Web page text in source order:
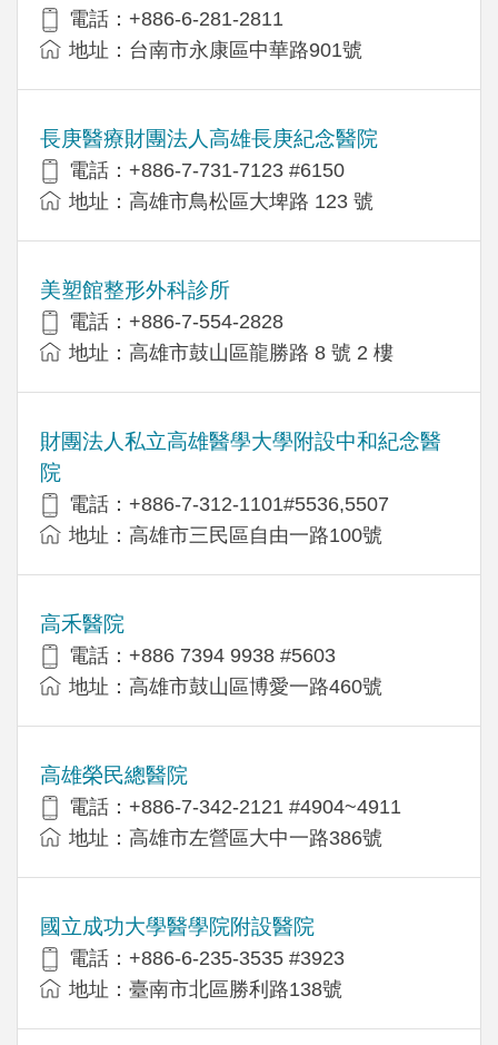
電話：+886-6-281-2811
地址：台南市永康區中華路901號
長庚醫療財團法人高雄長庚紀念醫院
電話：+886-7-731-7123 #6150
地址：高雄市鳥松區大埤路 123 號
美塑館整形外科診所
電話：+886-7-554-2828
地址：高雄市鼓山區龍勝路 8 號 2 樓
財團法人私立高雄醫學大學附設中和紀念醫
院
電話：+886-7-312-1101#5536,5507
地址：高雄市三民區自由一路100號
高禾醫院
電話：+886 7394 9938 #5603
地址：高雄市鼓山區博愛一路460號
高雄榮民總醫院
電話：+886-7-342-2121 #4904~4911
地址：高雄市左營區大中一路386號
國立成功大學醫學院附設醫院
電話：+886-6-235-3535 #3923
地址：臺南市北區勝利路138號